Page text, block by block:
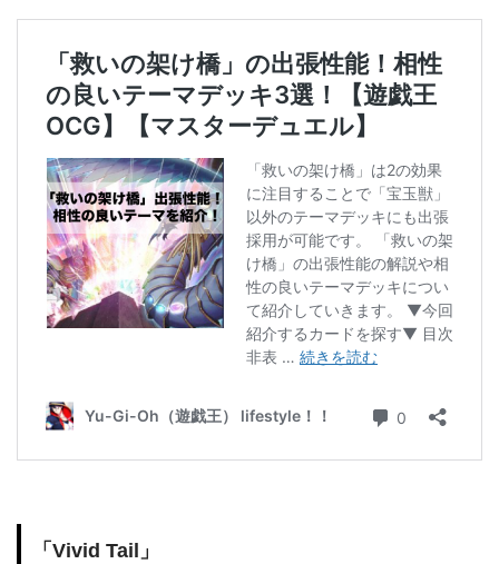
「Vivid Tail」